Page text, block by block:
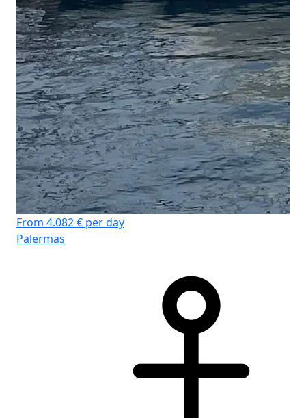
From 4.082 € per day
Palermas